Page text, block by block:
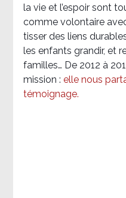
la vie et l’espoir sont
comme volontaire
tisser des liens
les enfants grandir, et
familles… De 2012 à
mission : elle nous
témoignage.